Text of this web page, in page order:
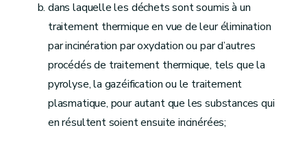
Art. 224
Art. 225
Art. 226
Art. 227
Art. 228
Art. 229
Art. 230
Art. 231
Art. 232
Art. 233
dans laquelle les déchets sont soumis à un
traitement thermique en vue de leur élimination
par incinération par oxydation ou par d’autres
procédés de traitement thermique, tels que la
pyrolyse, la gazéification ou le traitement
plasmatique, pour autant que les substances qui
en résultent soient ensuite incinérées;